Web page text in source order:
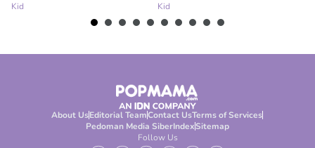
Kid
Kid
About UsEditorial TeamContact UsTerms of Services
Pedoman Media SiberIndexSitemap
Follow Us